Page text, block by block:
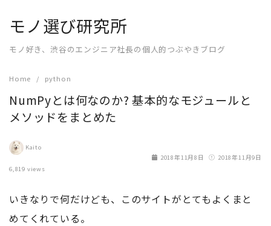
to
content
モノ選び研究所
モノ好き、渋谷のエンジニア社長の個人的つぶやきブログ
Home python
NumPyとは何なのか? 基本的なモジュールと
メソッドをまとめた
Kaito
6,819 views
2018年11月8日 2018年11月9日
いきなりで何だけども、このサイトがとてもよくまと
めてくれている。